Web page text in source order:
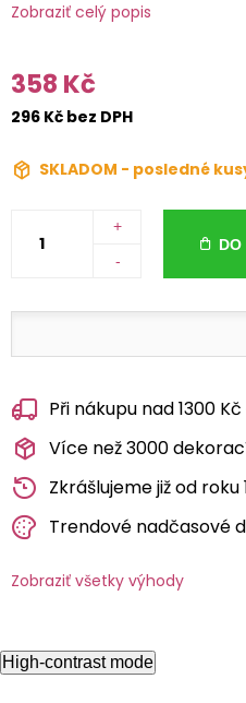
Zobraziť celý popis
358 Kč
296 Kč bez DPH
SKLADOM - posledné
+
-
DO
Při nákupu nad 1300
Více než 3000
Zkrášlujeme již od roku
Trendové nadčasové
Zobraziť všetky výhody
High-contrast mode